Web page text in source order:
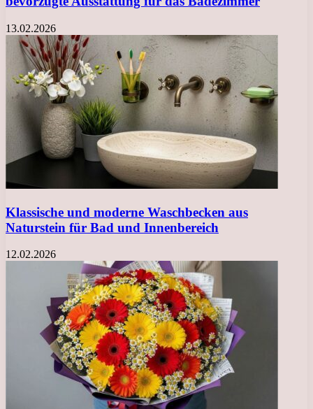
13.02.2026
Klassische und moderne Waschbecken aus
Naturstein für Bad und Innenbereich
12.02.2026